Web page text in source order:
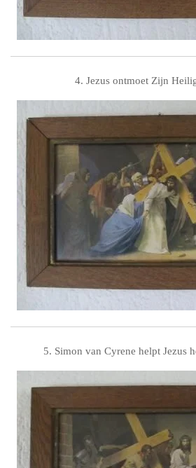
4. Jezus ontmoet Zijn
5. Simon van Cyrene helpt Jezus